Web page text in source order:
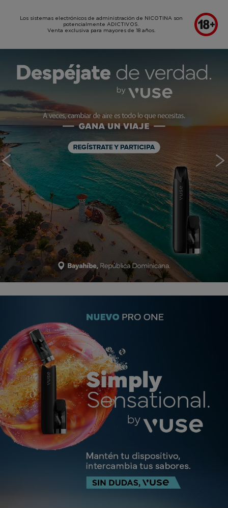
Los sistemas electrónicos de administración de NICOTINA son
potencialmente ADICTIVOS.
Venta exclusiva para mayores de 18 años.